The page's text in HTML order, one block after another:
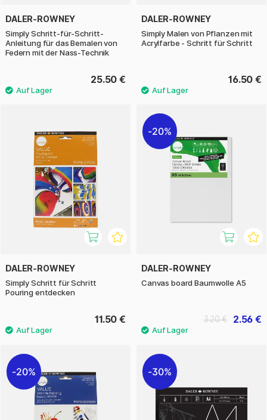
DALER-ROWNEY
Simply Schritt-für-Schritt-
Anleitung für das Bemalen von
Federn mit der Nass-Technik
25.50 €
DALER-ROWNEY
Simply Malen von Pflanzen mit
Acrylfarbe - Schritt für Schritt
16.50 €
DALER-ROWNEY
Simply Schritt für Schritt
Pouring entdecken
11.50 €
20%
DALER-ROWNEY
Canvas board Baumwolle A5
2.56 €
3.20 €
20% 30%